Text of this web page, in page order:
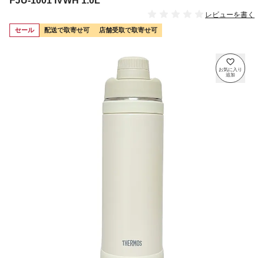
レビューを書く
セール 配送で取寄せ可 店舗受取で取寄せ可